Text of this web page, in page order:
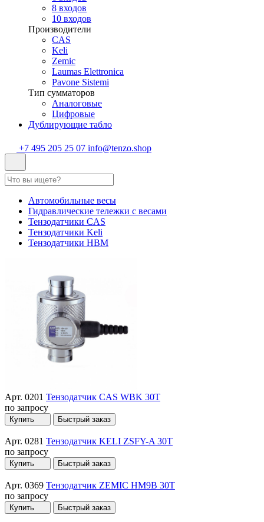
8 входов
10 входов
Производители
CAS
Keli
Zemic
Laumas Elettronica
Pavone Sistemi
Тип сумматоров
Аналоговые
Цифровые
Дублирующие табло
+7 495 205 25 07 info@tenzo.shop
Автомобильные весы
Гидравлические тележки с весами
Тензодатчики CAS
Тензодатчики Keli
Тензодатчики HBM
Арт. 0201 Тензодатчик CAS WBK 30T
по запросу
Купить Быстрый заказ
Арт. 0281 Тензодатчик KELI ZSFY-A 30T
по запросу
Купить Быстрый заказ
Арт. 0369 Тензодатчик ZEMIC HM9B 30T
по запросу
Купить Быстрый заказ